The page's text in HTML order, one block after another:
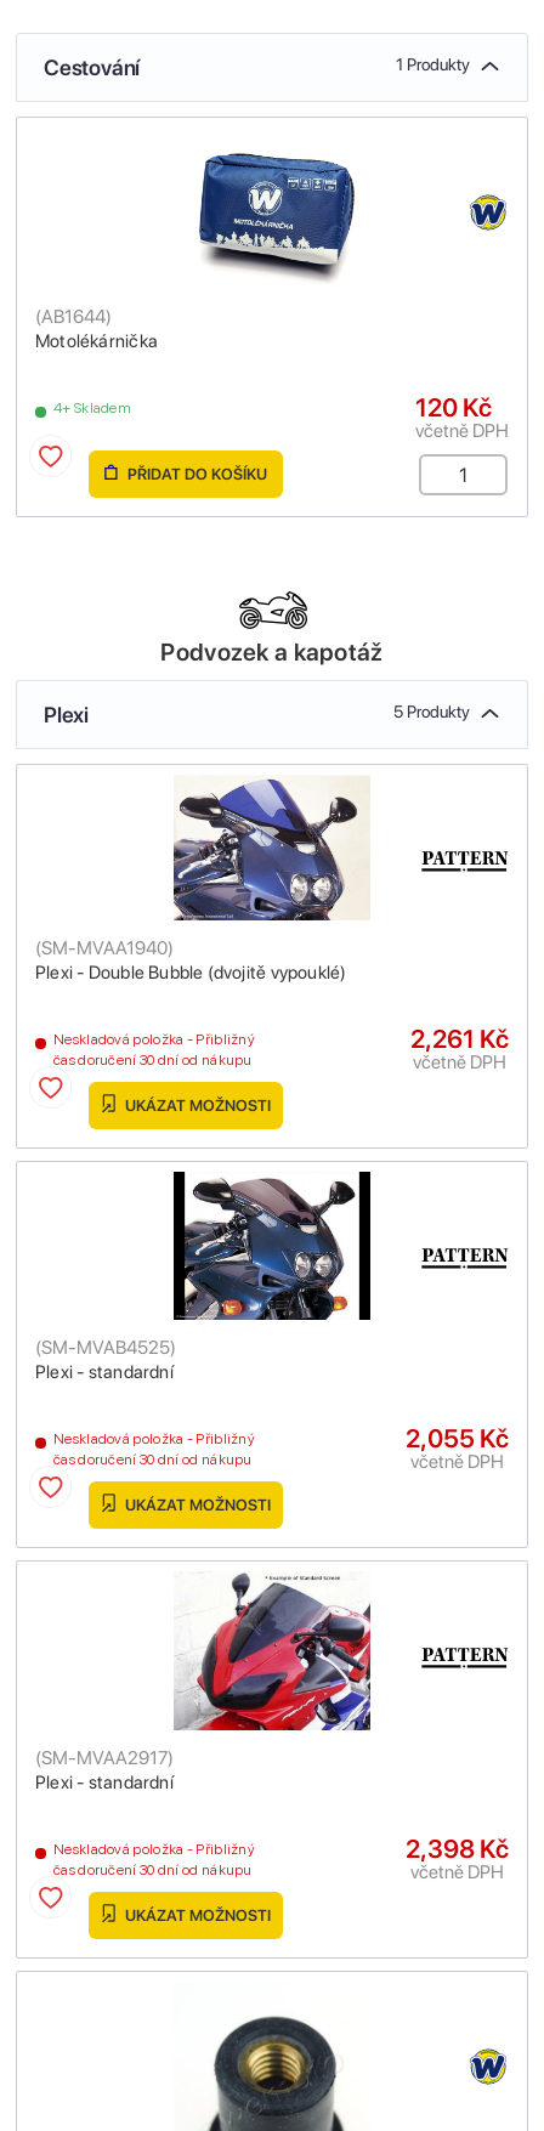
Cestování 1 Produkty
Motolékárnička
(AB1644)
4+ Skladem 120 Kč
včetně DPH
PŘIDAT DO KOŠÍKU
Podvozek a kapotáž
Plexi 5 Produkty
Plexi - Double Bubble (dvojitě vypouklé)
(SM-MVAA1940)
Neskladová položka - Přibližný
čas doručení 30 dní od nákupu
2,261 Kč
včetně DPH
UKÁZAT MOŽNOSTI
Plexi - standardní
(SM-MVAB4525)
Neskladová položka - Přibližný
čas doručení 30 dní od nákupu
2,055 Kč
včetně DPH
UKÁZAT MOŽNOSTI
Plexi - standardní
(SM-MVAA2917)
Neskladová položka - Přibližný
čas doručení 30 dní od nákupu
2,398 Kč
včetně DPH
UKÁZAT MOŽNOSTI